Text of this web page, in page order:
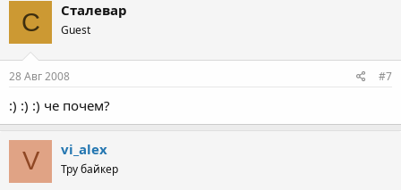
С Сталевар
Guest
28 Авг 2008 #7
:) :) :) че почем?
V vi_alex
Тру байкер